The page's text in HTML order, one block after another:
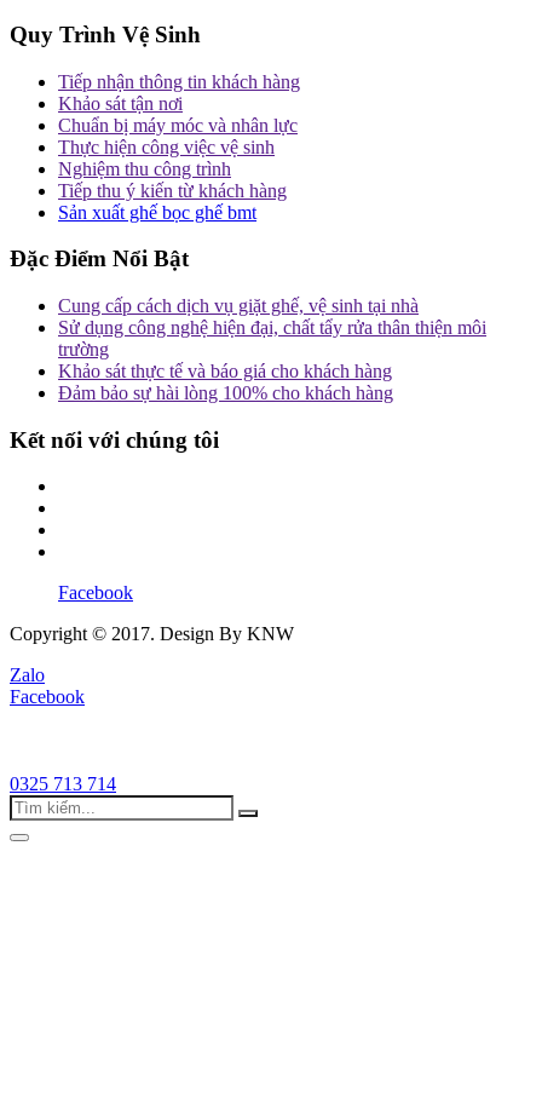
Quy Trình Vệ Sinh
Tiếp nhận thông tin khách hàng
Khảo sát tận nơi
Chuẩn bị máy móc và nhân lực
Thực hiện công việc vệ sinh
Nghiệm thu công trình
Tiếp thu ý kiến từ khách hàng
Sản xuất ghế bọc ghế bmt
Đặc Điểm Nổi Bật
Cung cấp cách dịch vụ giặt ghế, vệ sinh tại nhà
Sử dụng công nghệ hiện đại, chất tẩy rửa thân thiện môi
trường
Khảo sát thực tế và báo giá cho khách hàng
Đảm bảo sự hài lòng 100% cho khách hàng
Kết nối với chúng tôi
Facebook
Copyright © 2017. Design By KNW
Zalo
Facebook
0325 713 714